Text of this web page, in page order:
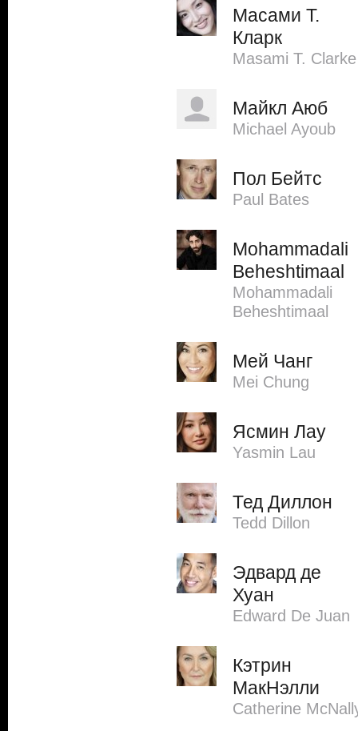
Масами Т.
Кларк
Masami T. Clarke
Майкл Аюб
Michael Ayoub
Пол Бейтс
Paul Bates
Mohammadali
Beheshtimaal
Mohammadali
Beheshtimaal
Мей Чанг
Mei Chung
Ясмин Лау
Yasmin Lau
Тед Диллон
Tedd Dillon
Эдвард де
Хуан
Edward De Juan
Кэтрин
МакНэлли
Catherine